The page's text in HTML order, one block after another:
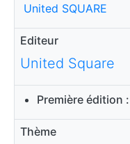
United SQUARE
Editeur
United Square
Première édition :
Thème